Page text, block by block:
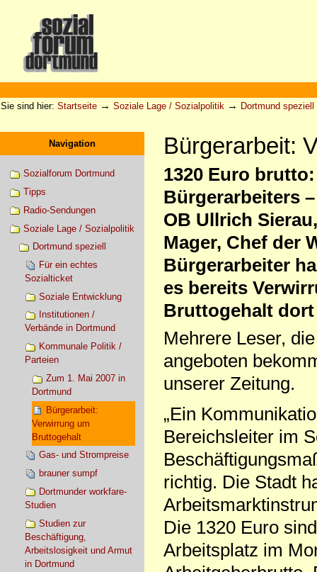
Werkzeuge
Sie sind hier: Startseite → Soziale Lage / Sozialpolitik → Dortmund speziell
Navigation
Sozialforum Dortmund
Tipps
Radio-Sendungen
Soziale Lage / Sozialpolitik
Dortmund speziell
Für ein echtes
Sozialticket
Soziale Entwicklung
Institutionen /
Verbände in Dortmund
Kommunale Politik /
Parteien
Zum 1. Mai 2007 in
Dortmund
Bürgerarbeit:
Verwirrung um
Bruttogehalt
Gas- und Strompreise
brauner sumpf
Dortmunder workfare-
Studien
Studien zur
Beschäftigung,
Arbeitslosigkeit und Armut
in Dortmund
Bürgerarbeit:
1320 Euro
Bürgerarbeiters
OB Ullrich
Mager, Chef der
Bürgerarbeiter
es bereits
Bruttogehalt dort
Mehrere Leser,
angeboten
unserer Zeitung.
„Ein
Bereichsleiter im
richtig. Die Stadt
Die 1320 Euro
Arbeitsplatz im